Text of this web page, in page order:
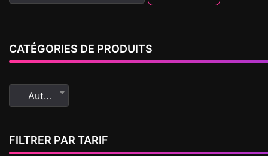
CATÉGORIES DE PRODUITS
Autres
FILTRER PAR TARIF